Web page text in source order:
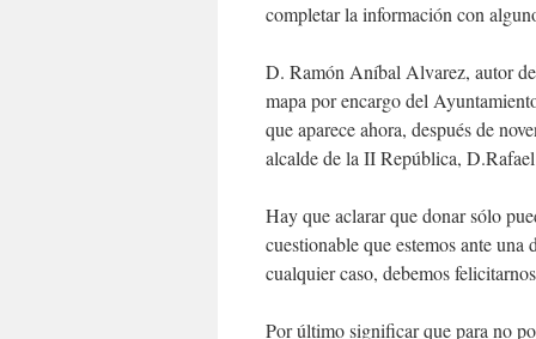
completar la información con
D. Ramón Aníbal Alvarez, autor
mapa por encargo del
que aparece ahora, después de
alcalde de la II República,
Hay que aclarar que donar sólo
cuestionable que estemos ante
cualquier caso, debemos
Por último significar que para no